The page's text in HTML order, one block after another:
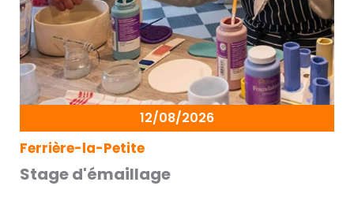
12/08/2026
Ferrière-la-Petite
Stage d'émaillage